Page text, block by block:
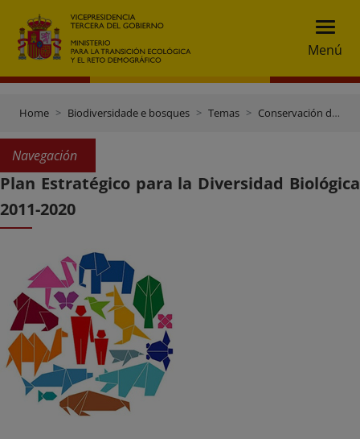
Menú
Home Biodiversidade e bosques Temas Conservación da biodiversidade
Navegación
Plan Estratégico para la Diversidad Biológica
2011-2020